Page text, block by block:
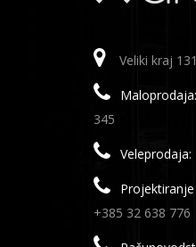
Veliki kraj
Maloprodaja:
345
Veleprodaja:
+385 32 638 776